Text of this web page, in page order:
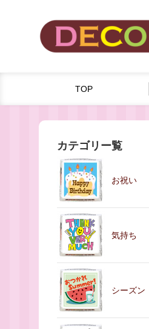
TOP
カテゴリー覧
お祝い
気持ち
シーズン